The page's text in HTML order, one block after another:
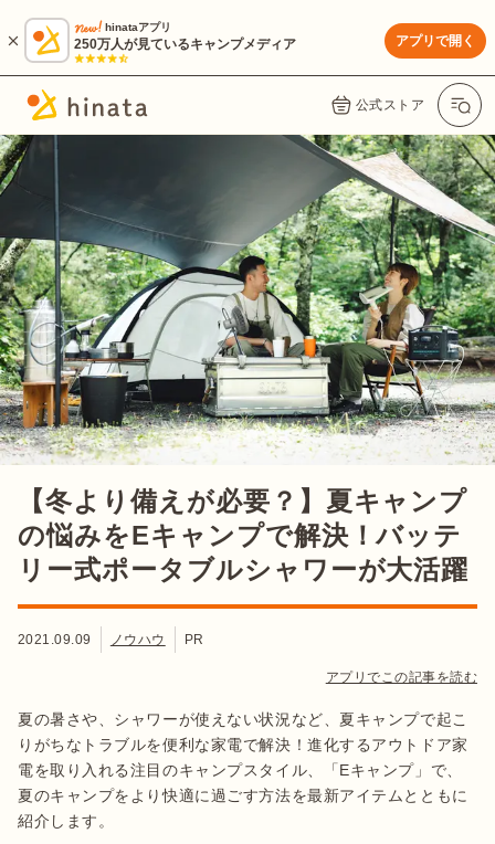
hinataアプリ
250万人が見ているキャンプメディア アプリで開く
公式ストア
【冬より備えが必要？】夏キャンプ
の悩みをEキャンプで解決！バッテ
リー式ポータブルシャワーが大活躍
2021.09.09 ノウハウ PR
アプリでこの記事を読む
夏の暑さや、シャワーが使えない状況など、夏キャンプで起こ
りがちなトラブルを便利な家電で解決！進化するアウトドア家
電を取り入れる注目のキャンプスタイル、「Eキャンプ」で、
夏のキャンプをより快適に過ごす方法を最新アイテムとともに
紹介します。